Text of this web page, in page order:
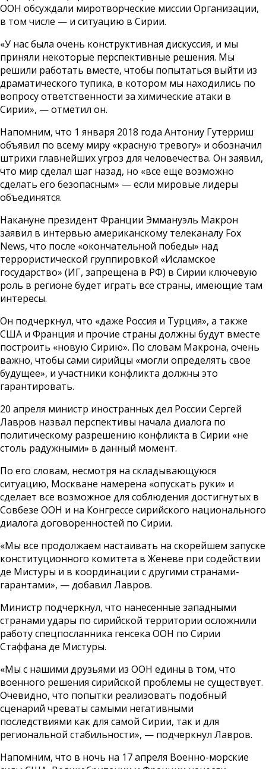
ООН обсуждали миротворческие миссии Организации,
в том числе — и ситуацию в Сирии.
«У нас была очень конструктивная дискуссия, и мы
приняли некоторые перспективные решения. Мы
решили работать вместе, чтобы попытаться выйти из
драматического тупика, в котором мы находились по
вопросу ответственности за химические атаки в
Сирии», — отметил он.
Напомним, что 1 января 2018 года Антониу Гутерриш
объявил по всему миру «красную тревогу» и обозначил
штрихи главнейших угроз для человечества. Он заявил,
что мир сделал шаг назад, но «все еще возможно
сделать его безопасным» — если мировые лидеры
объединятся.
Накануне президент Франции Эммануэль Макрон
заявил в интервью американскому телеканалу Fox
News, что после «окончательной победы» над
террористической группировкой «Исламское
государство» (ИГ, запрещена в РФ) в Сирии ключевую
роль в регионе будет играть все страны, имеющие там
интересы.
Он подчеркнул, что «даже Россия и Турция», а также
США и Франция и прочие страны должны будут вместе
построить «новую Сирию». По словам Макрона, очень
важно, чтобы сами сирийцы «могли определять свое
будущее», и участники конфликта должны это
гарантировать.
20 апреля министр иностранных дел России Сергей
Лавров назвал перспективы начала диалога по
политическому разрешению конфликта в Сирии «не
столь радужными» в данный момент.
По его словам, несмотря на складывающуюся
ситуацию, Москване намерена «опускать руки» и
сделает все возможное для соблюдения достигнутых в
Совбезе ООН и на Конгрессе сирийского национального
диалога договоренностей по Сирии.
«Мы все продолжаем настаивать на скорейшем запуске
конституционного комитета в Женеве при содействии
де Мистуры и в координации с другими странами-
гарантами», — добавил Лавров.
Министр подчеркнул, что нанесенные западными
странами удары по сирийской территории осложнили
работу спецпосланника генсека ООН по Сирии
Стаффана де Мистуры.
«Мы с нашими друзьями из ООН едины в том, что
военного решения сирийской проблемы не существует.
Очевидно, что попытки реализовать подобный
сценарий чреваты самыми негативными
последствиями как для самой Сирии, так и для
региональной стабильности», — подчеркнул Лавров.
Напомним, что в ночь на 17 апреля Военно-морские